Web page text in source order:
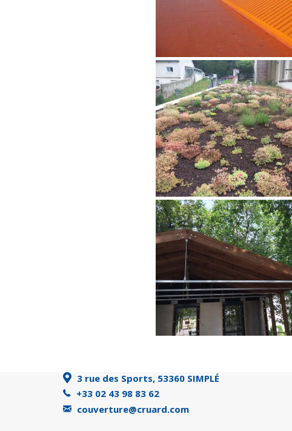
3 rue des Sports, 53360 SIMPLÉ
+33 02 43 98 83 62
couverture@cruard.com